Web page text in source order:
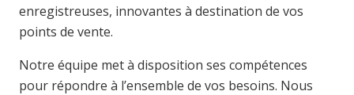
enregistreuses, innovantes à destination de vos
points de vente.
Notre équipe met à disposition ses compétences
pour répondre à l’ensemble de vos besoins. Nous